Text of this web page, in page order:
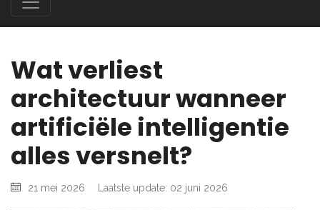
Wat verliest
architectuur wanneer
artificiële intelligentie
alles versnelt?
21 mei 2026 Laatste update: 02 juni 2026